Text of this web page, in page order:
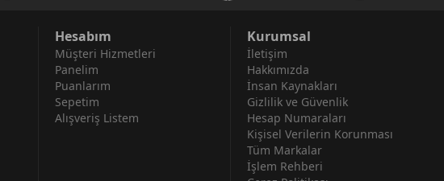
Hesabım
Müşteri Hizmetleri
Panelim
Puanlarım
Sepetim
Alışveriş Listem
Kurumsal
İletişim
Hakkımızda
İnsan Kaynakları
Gizlilik ve Güvenlik
Hesap Numaraları
Kişisel Verilerin Korunması
Tüm Markalar
İşlem Rehberi